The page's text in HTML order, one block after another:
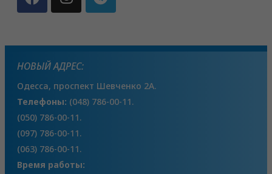
НОВЫЙ АДРЕС:
Одесса, проспект Шевченко 2А.
Телефоны: (048) 786-00-11.
(050) 786-00-11.
(097) 786-00-11.
(063) 786-00-11.
Время работы: